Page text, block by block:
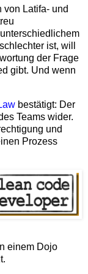
Latifa- und
ist, will
der Frage
gibt. Und wenn
bestätigt: Der
Teams wider.
und
Prozess
einem Dojo